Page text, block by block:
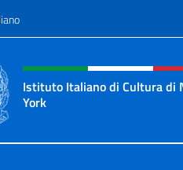
sito, social
Istituto Italiano di Cultura di
York